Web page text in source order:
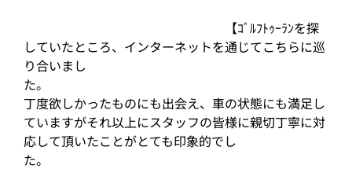
【ｺﾞﾙﾌﾄｩｰﾗﾝを探
していたところ、インターネットを通じてこちらに巡
り合いまし
丁度欲しかったものにも出会え、車の状態にも満足し
ていますがそれ以上にスタッフの皆様に親切丁寧に対
応して頂いたことがとても印象的でし